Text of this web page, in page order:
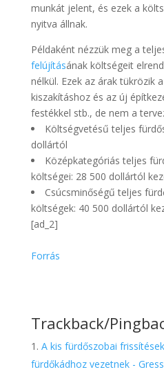
munkát jelent, és ezek a
nyitva állnak.
Példaként nézzük meg a
felújításának költségeit
nélkül. Ezek az árak tükrözik
kiszakításhoz és az új
festékkel stb., de nem a
Költségvetésű teljes
dollártól
Középkategóriás teljes
költségei: 28 500 dollártól
Csúcsminőségű teljes
költségek: 40 500 dollártól
[ad_2]
Forrás
Trackback/
A kis fürdőszobai
fürdőkádhoz vezetnek -